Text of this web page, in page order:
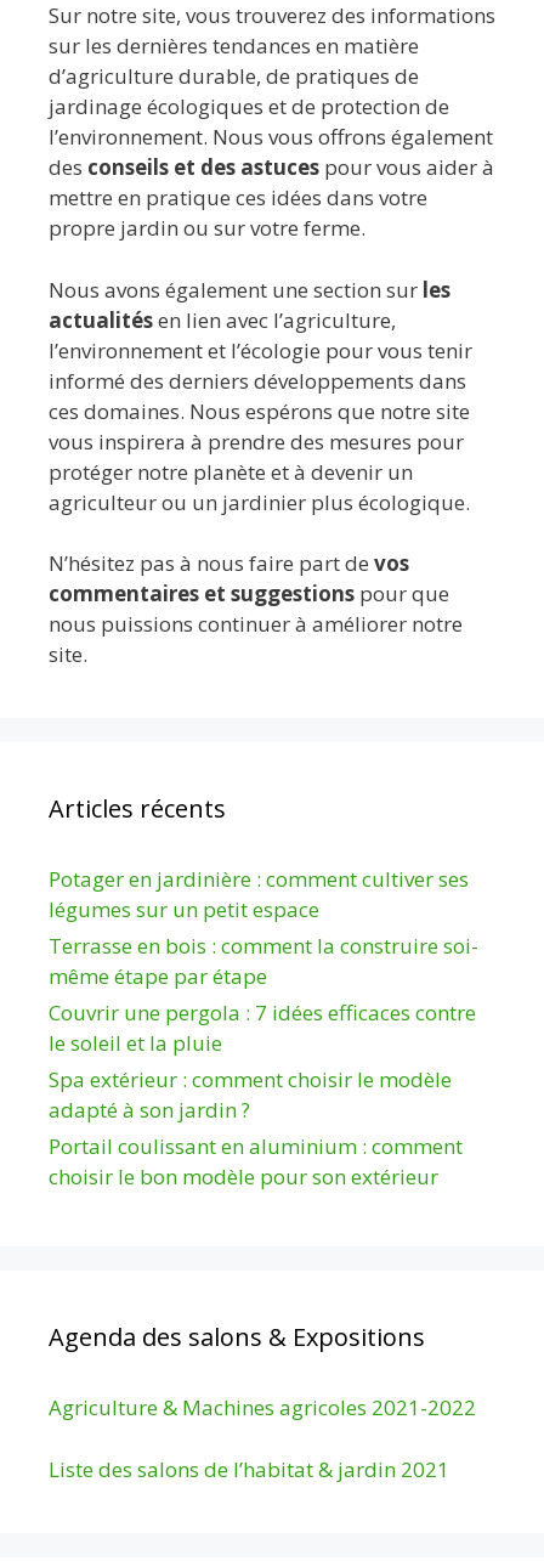
Sur notre site, vous trouverez des informations
sur les dernières tendances en matière
d’agriculture durable, de pratiques de
jardinage écologiques et de protection de
l’environnement. Nous vous offrons également
des conseils et des astuces pour vous aider à
mettre en pratique ces idées dans votre
propre jardin ou sur votre ferme.
Nous avons également une section sur les
actualitésen lien avec l’agriculture,
l’environnement et l’écologie pour vous tenir
informé des derniers développements dans
ces domaines. Nous espérons que notre site
vous inspirera à prendre des mesures pour
protéger notre planète et à devenir un
agriculteur ou un jardinier plus écologique.
N’hésitez pas à nous faire part de vos
commentaires et suggestions pour que
nous puissions continuer à améliorer notre
site.
Articles récents
Potager en jardinière : comment cultiver ses
légumes sur un petit espace
Terrasse en bois : comment la construire soi-
même étape par étape
Couvrir une pergola : 7 idées efficaces contre
le soleil et la pluie
Spa extérieur : comment choisir le modèle
adapté à son jardin ?
Portail coulissant en aluminium : comment
choisir le bon modèle pour son extérieur
Agenda des salons & Expositions
Agriculture & Machines agricoles 2021-2022
Liste des salons de l’habitat & jardin 2021